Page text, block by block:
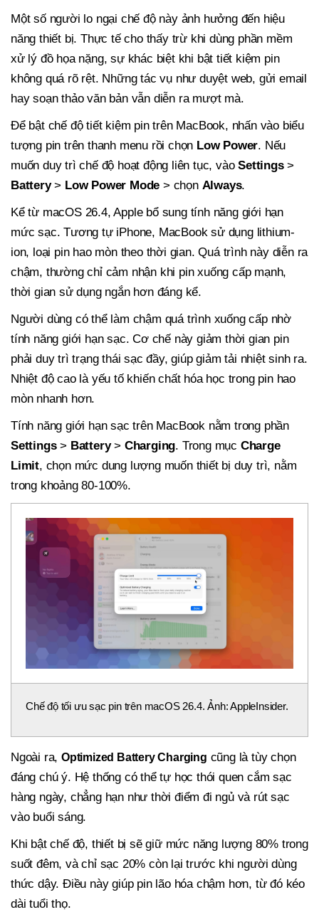
Một số người lo ngại chế độ này ảnh hưởng đến hiệu
năng thiết bị. Thực tế cho thấy trừ khi dùng phần mềm
xử lý đồ họa nặng, sự khác biệt khi bật tiết kiệm pin
không quá rõ rệt. Những tác vụ như duyệt web, gửi email
hay soạn thảo văn bản vẫn diễn ra mượt mà.
Để bật chế độ tiết kiệm pin trên MacBook, nhấn vào biểu
tượng pin trên thanh menu rồi chọn Low Power. Nếu
muốn duy trì chế độ hoạt động liên tục, vàoSettings>
Battery> Low Power Mode > chọn Always.
Kể từ macOS 26.4, Apple bổ sung tính năng giới hạn
mức sạc. Tương tự iPhone, MacBook sử dụng lithium-
ion, loại pin hao mòn theo thời gian. Quá trình này diễn ra
chậm, thường chỉ cảm nhận khi pin xuống cấp mạnh,
thời gian sử dụng ngắn hơn đáng kể.
Người dùng có thể làm chậm quá trình xuống cấp nhờ
tính năng giới hạn sạc. Cơ chế này giảm thời gian pin
phải duy trì trạng thái sạc đầy, giúp giảm tải nhiệt sinh ra.
Nhiệt độ cao là yếu tố khiến chất hóa học trong pin hao
mòn nhanh hơn.
Tính năng giới hạn sạc trên MacBook nằm trong phần
Settings> Battery> Charging. Trong mục Charge
Limit, chọn mức dung lượng muốn thiết bị duy trì, nằm
trong khoảng 80-100%.
Chế độ tối ưu sạc pin trên macOS 26.4. Ảnh: AppleInsider.
Ngoài ra, Optimized Battery Charging cũng là tùy chọn
đáng chú ý. Hệ thống có thể tự học thói quen cắm sạc
hàng ngày, chẳng hạn như thời điểm đi ngủ và rút sạc
vào buổi sáng.
Khi bật chế độ, thiết bị sẽ giữ mức năng lượng 80% trong
suốt đêm, và chỉ sạc 20% còn lại trước khi người dùng
thức dậy. Điều này giúp pin lão hóa chậm hơn, từ đó kéo
dài tuổi thọ.